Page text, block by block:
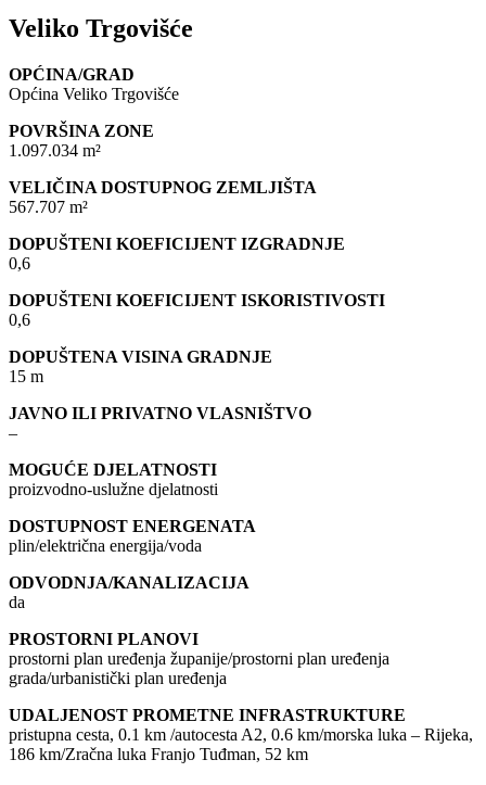
Veliko Trgovišće
OPĆINA/GRAD
Općina Veliko Trgovišće
POVRŠINA ZONE
1.097.034 m²
VELIČINA DOSTUPNOG ZEMLJIŠTA
567.707 m²
DOPUŠTENI KOEFICIJENT IZGRADNJE
0,6
DOPUŠTENI KOEFICIJENT ISKORISTIVOSTI
0,6
DOPUŠTENA VISINA GRADNJE
15 m
JAVNO ILI PRIVATNO VLASNIŠTVO
–
MOGUĆE DJELATNOSTI
proizvodno-uslužne djelatnosti
DOSTUPNOST ENERGENATA
plin/električna energija/voda
ODVODNJA/KANALIZACIJA
da
PROSTORNI PLANOVI
prostorni plan uređenja županije/prostorni plan uređenja
grada/urbanistički plan uređenja
UDALJENOST PROMETNE INFRASTRUKTURE
pristupna cesta, 0.1 km /autocesta A2, 0.6 km/morska luka – Rijeka,
186 km/Zračna luka Franjo Tuđman, 52 km